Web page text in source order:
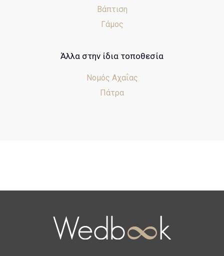
Βάπτιση
Γάμος
Άλλα στην ίδια τοποθεσία
Νομός Αχαΐας
Πάτρα